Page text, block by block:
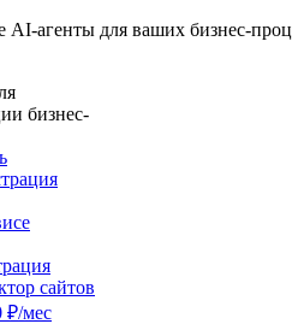
агенты для ваших бизнес-
бизнес-
сайтов
₽/мес